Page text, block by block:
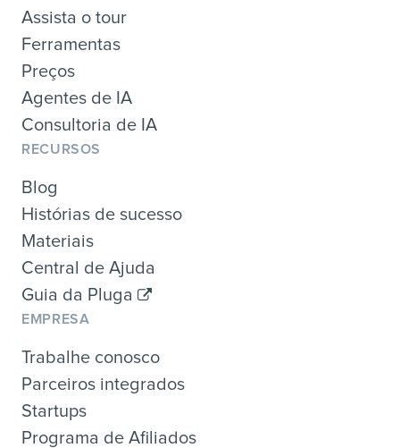
Assista o tour
Ferramentas
Preços
Agentes de IA
Consultoria de IA
RECURSOS
Blog
Histórias de sucesso
Materiais
Central de Ajuda
Guia da Pluga
EMPRESA
Trabalhe conosco
Parceiros integrados
Startups
Programa de Afiliados